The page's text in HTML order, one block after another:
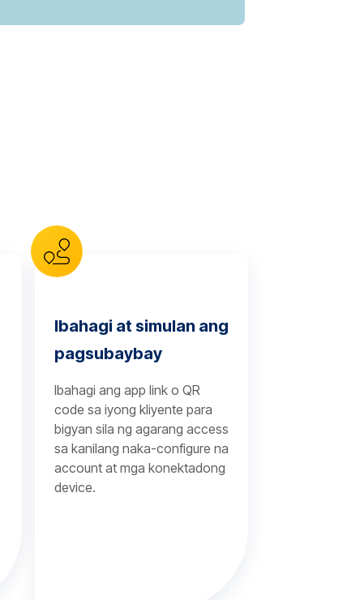
Ibahagi at simulan ang
pagsubaybay
Ibahagi ang app link o QR
code sa iyong kliyente para
bigyan sila ng agarang access
sa kanilang naka-configure na
account at mga konektadong
device.